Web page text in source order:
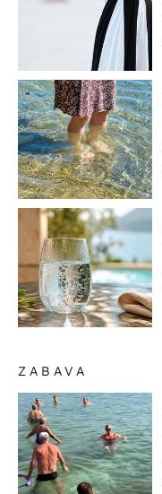
ZABAVA